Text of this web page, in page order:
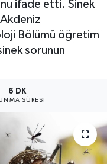
ifade etti. Sinek
Bölümü öğretim
sorunun
6 DK
SÜRESI